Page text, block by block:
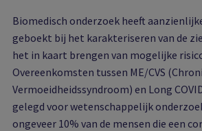
Biomedisch onderzoek heeft
geboekt bij het karakteriseren van de
het in kaart brengen van mogelijke
Overeenkomsten tussen ME/CVS
Vermoeidheidssyndroom) en Long
gelegd voor wetenschappelijk
ongeveer 10% van de mensen die een